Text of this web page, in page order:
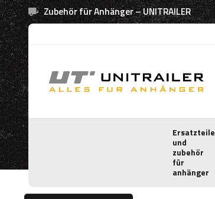
Zubehör für Anhänger – UNITRAILER
Ersatzteile
und
zubehör
für
anhänger